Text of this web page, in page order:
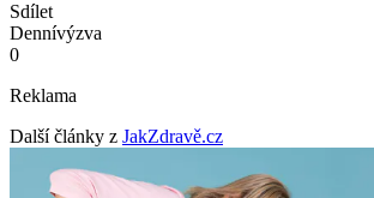
Sdílet
Dennívýzva
0
Reklama
Další články z JakZdravě.cz